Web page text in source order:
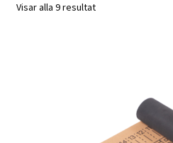
Visar alla 9 resultat